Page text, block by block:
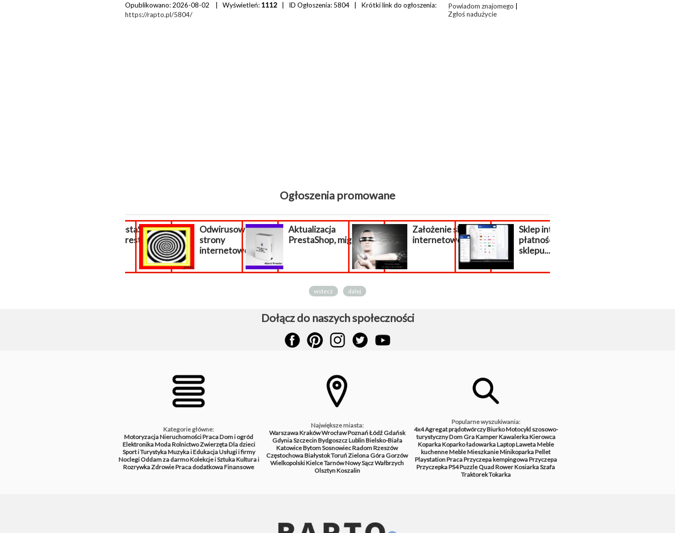
Opublikowano: 2026-08-02 | Wyświetleń: 1112| ID Ogłoszenia: 5804| Krótki link do ogłoszenia:
https://rapto.pl/5804/
Powiadom znajomego
Zgłoś nadużycie
Ogłoszenia promowane
Pomoc PrestaShop,
wsparcie prestashop
Odwirusowanie
strony
internetowej...
Aktualizacja
PrestaShop, migracja...
Założenie sklepu
internetowego.
Sklep internetowy
płatności do
sklepu...
wstecz dalej
Dołącz do naszych społeczności
Kategorie główne:
MotoryzacjaNieruchomościPracaDom i ogród
ElektronikaModaRolnictwoZwierzętaDla dzieci
Sport i TurystykaMuzyka i EdukacjaUsługi i firmy
NoclegiOddam za darmoKolekcje i SztukaKultura i
RozrywkaZdrowiePraca dodatkowaFinansowe
Największe miasta:
WarszawaKrakówWrocławPoznańŁódźGdańsk
GdyniaSzczecinBydgoszczLublinBielsko-Biała
KatowiceBytomSosnowiecRadomRzeszów
CzęstochowaBiałystokToruńZielona GóraGorzów
WielkopolskiKielceTarnówNowy SączWałbrzych
OlsztynKoszalin
Popularne wyszukiwania:
4x4Agregat prądotwórczyBiurkoMotocykl szosowo-
turystycznyDomGraKamperKawalerkaKierowca
KoparkaKoparko ładowarkaLaptopLawetaMeble
kuchenneMebleMieszkanieMinikoparkaPellet
PlaystationPracaPrzyczepa kempingowaPrzyczepa
PrzyczepkaPS4PuzzleQuadRowerKosiarkaSzafa
TraktorekTokarka